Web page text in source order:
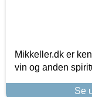
Mikkeller.dk er
vin og anden
Se